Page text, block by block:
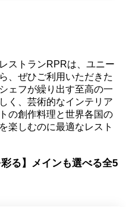
ストランRPRは、ユニー
、ぜひご利用いただきた
ェフが繰り出す至高の一
く、芸術的なインテリア
の創作料理と世界各国の
楽しむのに最適なレスト
る】メインも選べる全5